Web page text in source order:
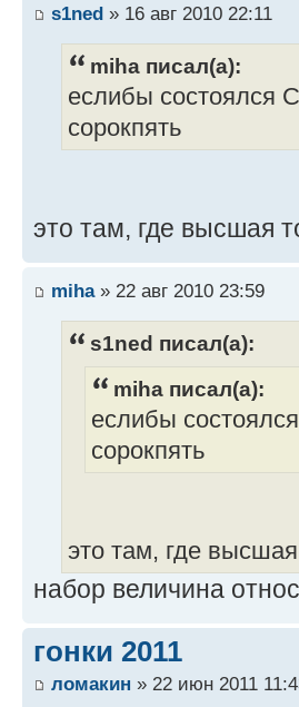
s1ned » 16 авг 2010 22:11
miha писал(а):
еслибы состоялся
сорокпять
это там, где высшая
miha» 22 авг 2010 23:59
s1ned писал(а):
miha писал(а):
еслибы
сорокпять
это там, где
набор величина
гонки 2011
ломакин » 22 июн 2011